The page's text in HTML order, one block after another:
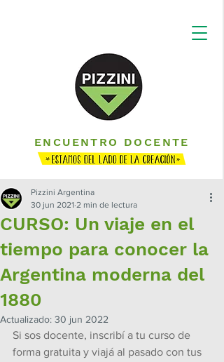
ENCUENTRO DOCENTE
CURSO: Un viaje en el
tiempo para conocer la
Argentina moderna del
1880
Pizzini Argentina
30 jun 2021 2 min de lectura
Actualizado: 30 jun 2022
Si sos docente, inscribí a tu curso de
forma gratuita y viajá al pasado con tus